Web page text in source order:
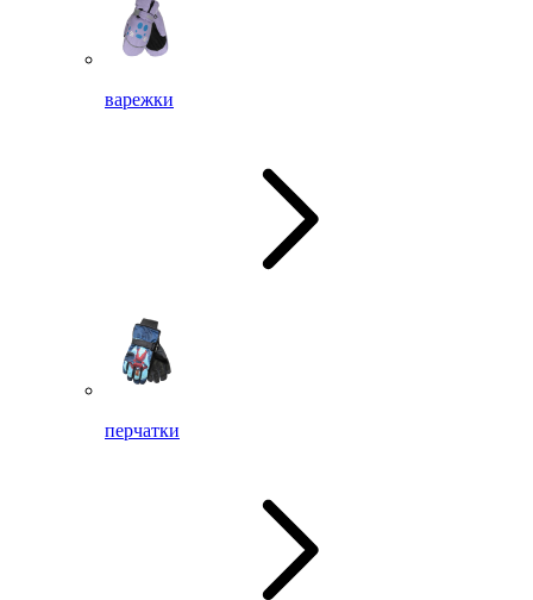
варежки
перчатки